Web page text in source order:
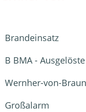
Brandeinsatz
B BMA -
Wernher-von-
Großalarm